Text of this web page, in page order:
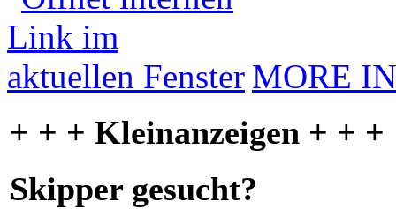
MORE
+ + + Kleinanzeigen + + +
Skipper gesucht?